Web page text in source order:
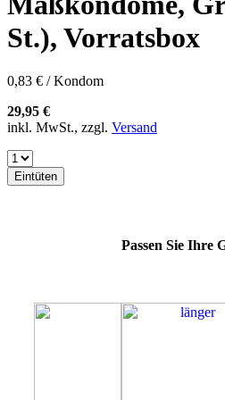
60F
60G
60H
60K
60L
64E
64F
64L
64M
St.), Vorratsbox
0,83 € / Kondom
29,95 €
inkl. MwSt., zzgl. Versand
Eintüten
Passen Sie Ihre